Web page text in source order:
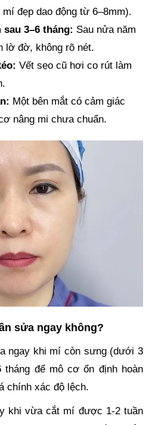
đẹp dao động từ 6–8mm).
3–6 tháng: Sau nửa năm
lờ đờ, không rõ nét.
Vết sẹo cũ hơi co rút làm
Một bên mắt có cảm giác
nâng mi chưa chuẩn.
sửa ngay không?
ngay khi mí còn sưng (dưới 3
để mô cơ ổn định hoàn
chính xác độ lệch.
khi vừa cắt mí được 1-2 tuần